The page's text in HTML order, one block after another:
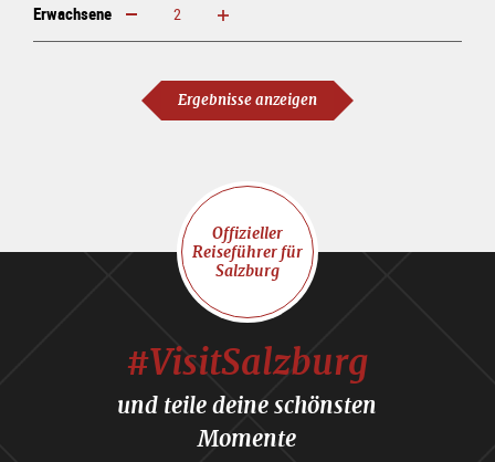
Erwachsene erhöhen verringern
Ergebnisse anzeigen
Offizieller
Reiseführer für
Salzburg
#VisitSalzburg
und teile deine schönsten
Momente